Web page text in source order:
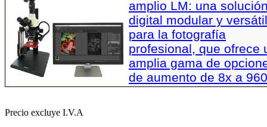
amplio LM: una
digital modular y versátil
para la fotografía
profesional, que ofrece
amplia gama de
de aumento de 8x a
Precio excluye I.V.A